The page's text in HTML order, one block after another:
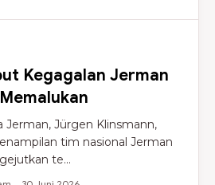
Kegagalan Jerman
Jerman, Jürgen Klinsmann,
tim nasional Jerman
te...